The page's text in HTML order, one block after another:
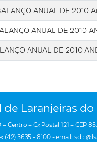
ANUAL DE 2010
ANUAL DE 2010
ANUAL DE 2010
Laranjeiras do
Centro – Cx Postal 121 – CEP
(42) 3635 - 8100 - email: